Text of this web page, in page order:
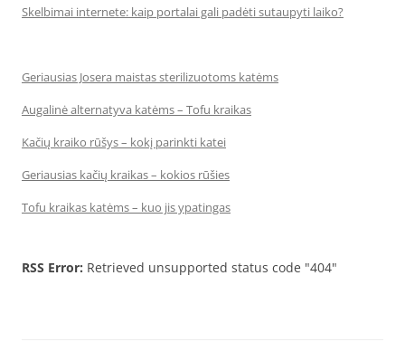
Skelbimai internete: kaip portalai gali padėti sutaupyti laiko?
Geriausias Josera maistas sterilizuotoms katėms
Augalinė alternatyva katėms – Tofu kraikas
Kačių kraiko rūšys – kokį parinkti katei
Geriausias kačių kraikas – kokios rūšies
Tofu kraikas katėms – kuo jis ypatingas
RSS Error: Retrieved unsupported status code "404"